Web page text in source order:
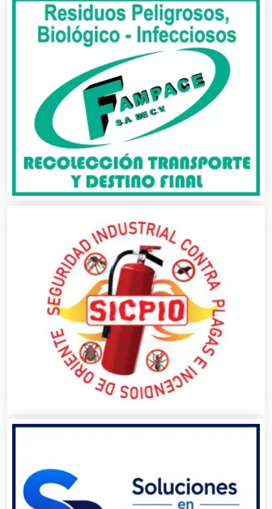
Análisis Clínicos
Análisis de Aguas
Animadores de Eventos
Aparatos y Equipos Eléctricos
Artes Gráficas
Artesanías
Artículos de Oficina
Artículos Importados